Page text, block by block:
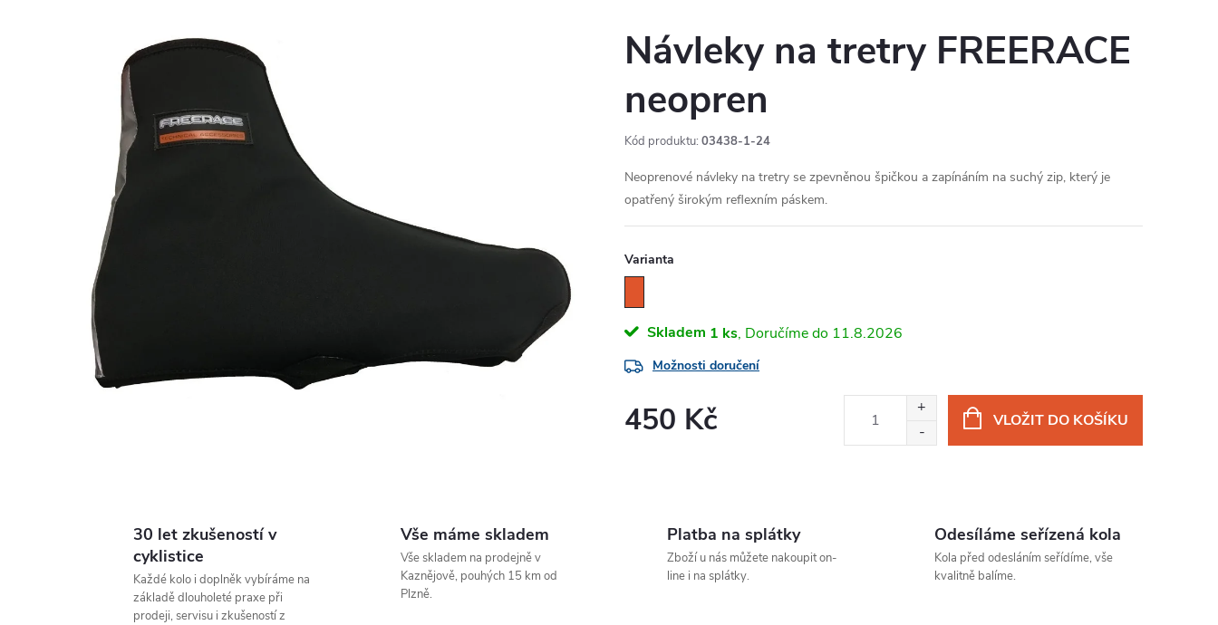
Návleky na tretry FREERACE
neopren
Kód produktu: 03438-1-24
Neoprenové návleky na tretry se zpevněnou špičkou a zapínáním na suchý zip, který je
opatřený širokým reflexním páskem.
Varianta
Skladem 1 ks 11.8.2026
Možnosti doručení
450 Kč VLOŽIT DO KOŠÍKU
30 let zkušeností v
cyklistice
Každé kolo i doplněk vybíráme na
základě dlouholeté praxe při
prodeji, servisu i zkušeností z
Vše máme skladem
Vše skladem na prodejně v
Kaznějově, pouhých 15 km od
Plzně.
Platba na splátky
Zboží u nás můžete nakoupit on-
line i na splátky.
Odesíláme seřízená kola
Kola před odesláním seřídíme, vše
kvalitně balíme.